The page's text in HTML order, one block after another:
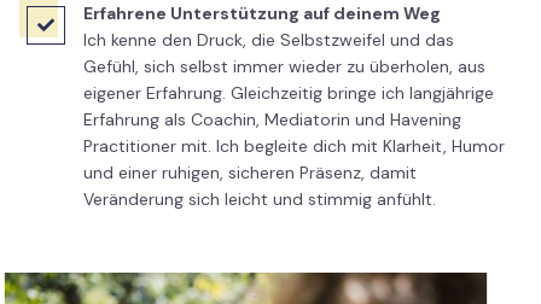

Erfahrene Unterstützung auf deinem Weg
Ich kenne den Druck, die Selbstzweifel und das
Gefühl, sich selbst immer wieder zu überholen, aus
eigener Erfahrung. Gleichzeitig bringe ich langjährige
Erfahrung als Coachin, Mediatorin und Havening
Practitioner mit. Ich begleite dich mit Klarheit, Humor
und einer ruhigen, sicheren Präsenz, damit
Veränderung sich leicht und stimmig anfühlt.